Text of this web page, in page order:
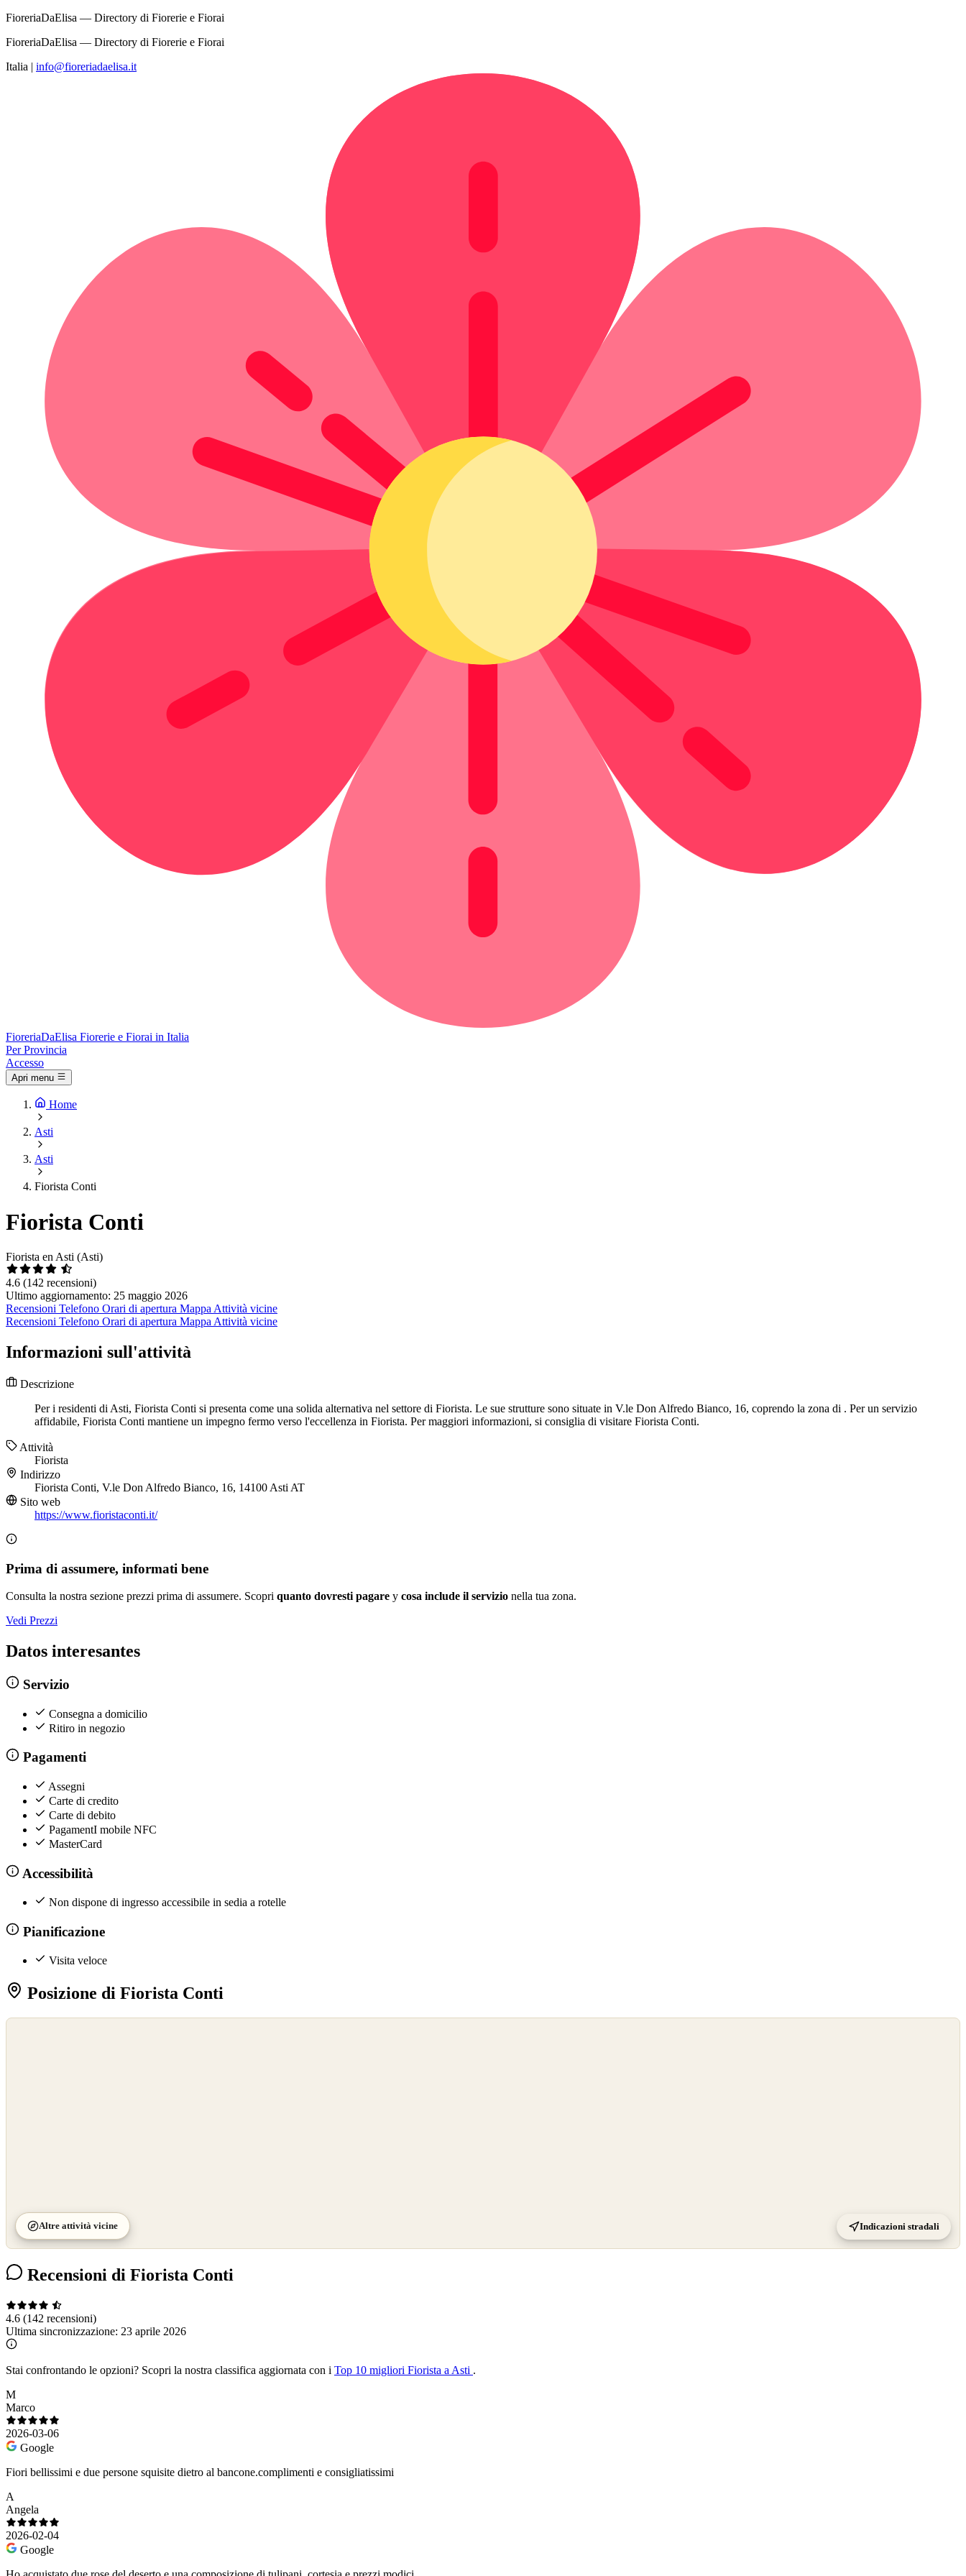
FioreriaDaElisa — Directory di Fiorerie e Fiorai
FioreriaDaElisa — Directory di Fiorerie e Fiorai
Italia | info@fioreriadaelisa.it
FioreriaDaElisa Fiorerie e Fiorai in Italia
Per Provincia
Accesso
Apri menu
Home
Asti
Asti
Fiorista Conti
Fiorista Conti
Fiorista en Asti (Asti)
4.6 (142 recensioni)
Ultimo aggiornamento: 25 maggio 2026
Recensioni Telefono Orari di apertura Mappa Attività vicine
Recensioni Telefono Orari di apertura Mappa Attività vicine
Informazioni sull'attività
Descrizione
Per i residenti di Asti, Fiorista Conti si presenta come una solida alternativa nel settore di Fiorista. Le sue strutture sono situate in V.le Don Alfredo Bianco, 16, coprendo la zona di . Per un servizio
affidabile, Fiorista Conti mantiene un impegno fermo verso l'eccellenza in Fiorista. Per maggiori informazioni, si consiglia di visitare Fiorista Conti.
Attività
Fiorista
Indirizzo
Fiorista Conti, V.le Don Alfredo Bianco, 16, 14100 Asti AT
Sito web
https://www.fioristaconti.it/
Prima di assumere, informati bene
Consulta la nostra sezione prezzi prima di assumere. Scopri quanto dovresti pagare y cosa include il servizio nella tua zona.
Vedi Prezzi
Datos interesantes
Servizio
Consegna a domicilio
Ritiro in negozio
Pagamenti
Assegni
Carte di credito
Carte di debito
PagamentI mobile NFC
MasterCard
Accessibilità
Non dispone di ingresso accessibile in sedia a rotelle
Pianificazione
Visita veloce
Posizione di Fiorista Conti
Altre attività vicine Indicazioni stradali
Recensioni di Fiorista Conti
4.6 (142 recensioni)
Ultima sincronizzazione: 23 aprile 2026
Stai confrontando le opzioni? Scopri la nostra classifica aggiornata con i Top 10 migliori Fiorista a Asti .
M
Marco
2026-03-06
Google
Fiori bellissimi e due persone squisite dietro al bancone.complimenti e consigliatissimi
A
Angela
2026-02-04
Google